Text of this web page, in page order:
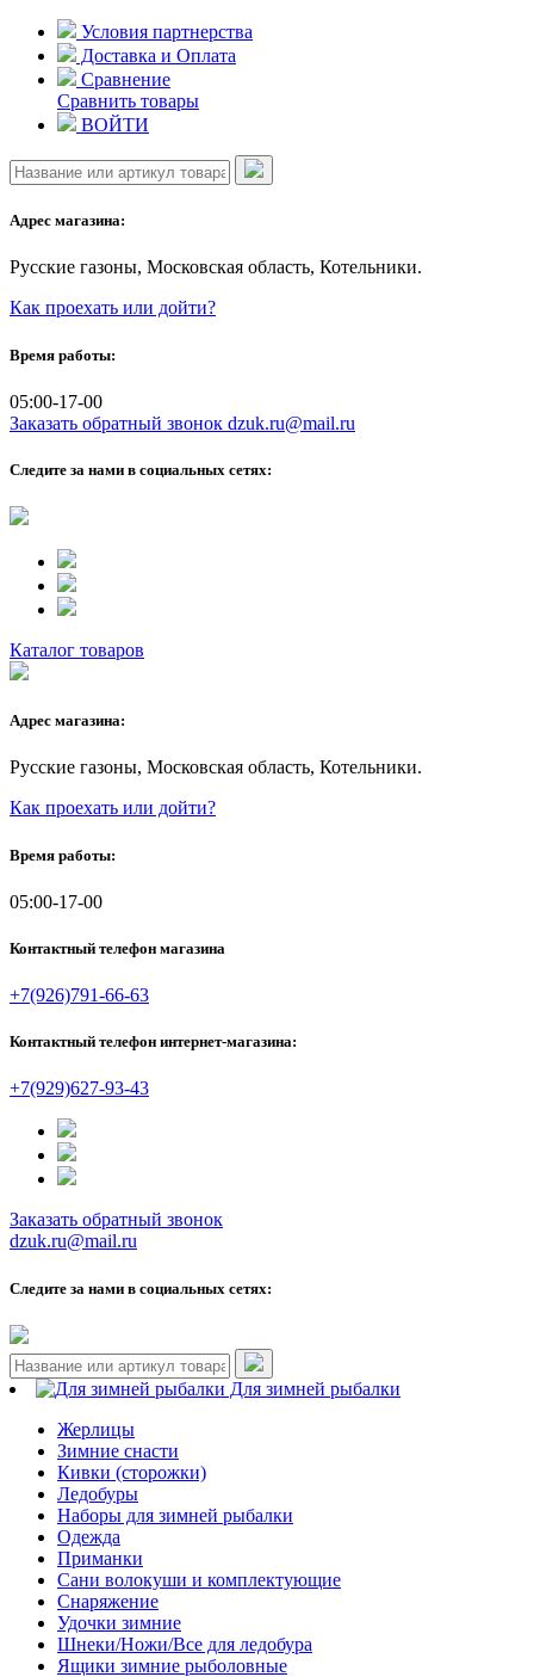
Skip
content
Условия партнерства
Доставка и Оплата
Сравнение
Сравнить товары
ВОЙТИ
Адрес магазина:
Русские газоны, Московская область, Котельники.
Как проехать или дойти?
Время работы:
05:00-17-00
Заказать обратный звонок dzuk.ru@mail.ru
Следите за нами в социальных сетях:
Каталог товаров
Адрес магазина:
Русские газоны, Московская область, Котельники.
Как проехать или дойти?
Время работы:
05:00-17-00
Контактный телефон магазина
+7(926)791-66-63
Контактный телефон интернет-магазина:
+7(929)627-93-43
Заказать обратный звонок
dzuk.ru@mail.ru
Следите за нами в социальных сетях:
Для зимней рыбалки
Жерлицы
Зимние снасти
Кивки (сторожки)
Ледобуры
Наборы для зимней рыбалки
Одежда
Приманки
Сани волокуши и комплектующие
Снаряжение
Удочки зимние
Шнеки/Ножи/Все для ледобура
Ящики зимние рыболовные